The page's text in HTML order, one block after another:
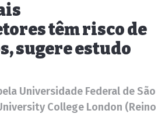
têm risco de
sugere estudo
Universidade Federal de São
College London (Reino